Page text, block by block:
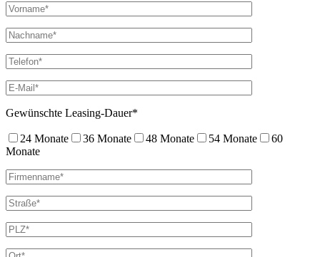
Gewünschte Leasing-Dauer*
24 Monate 36 Monate 48 Monate 54 Monate
60
Monate